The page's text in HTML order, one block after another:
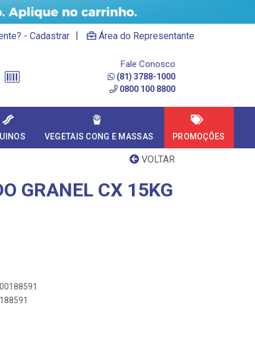
- Cadastrar | Área do Representante
Fale Conosco
(81) 3788-1000
0800 100 8800
VEGETAIS CONG E MASSAS PROMOÇÕES
VOLTAR
GRANEL CX 15KG